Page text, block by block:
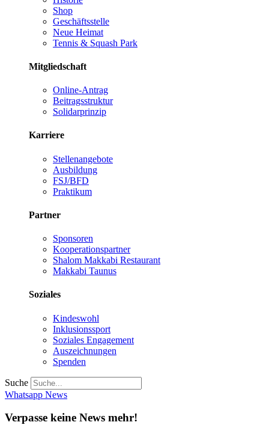
Shop
Geschäftsstelle
Neue Heimat
Tennis & Squash Park
Mitgliedschaft
Online-Antrag
Beitragsstruktur
Solidarprinzip
Karriere
Stellenangebote
Ausbildung
FSJ/BFD
Praktikum
Partner
Sponsoren
Kooperationspartner
Shalom Makkabi Restaurant
Makkabi Taunus
Soziales
Kindeswohl
Inklusionssport
Soziales Engagement
Auszeichnungen
Spenden
Suche
Whatsapp News
Verpasse keine News mehr!